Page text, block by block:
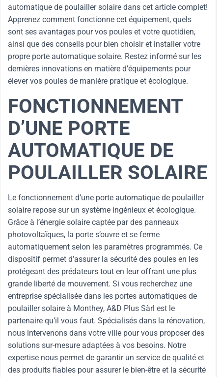
automatique de poulailler solaire dans cet article complet!
Apprenez comment fonctionne cet équipement, quels
sont ses avantages pour vos poules et votre quotidien,
ainsi que des conseils pour bien choisir et installer votre
propre porte automatique solaire. Restez informé sur les
dernières innovations en matière d’équipements pour
élever vos poules de manière pratique et écologique.
FONCTIONNEMENT
D’UNE PORTE
AUTOMATIQUE DE
POULAILLER SOLAIRE
Le fonctionnement d’une porte automatique de poulailler
solaire repose sur un système ingénieux et écologique.
Grâce à l’énergie solaire captée par des panneaux
photovoltaïques, la porte s’ouvre et se ferme
automatiquement selon les paramètres programmés. Ce
dispositif permet d’assurer la sécurité des poules en les
protégeant des prédateurs tout en leur offrant une plus
grande liberté de mouvement. Si vous recherchez une
entreprise spécialisée dans les portes automatiques de
poulailler solaire à Monthey, A&D Plus Sàrl est le
partenaire qu’il vous faut. Spécialisés dans la rénovation,
nous intervenons dans votre ville pour vous proposer des
solutions sur-mesure adaptées à vos besoins. Notre
expertise nous permet de garantir un service de qualité et
des produits fiables pour assurer le bien-être et la sécurité